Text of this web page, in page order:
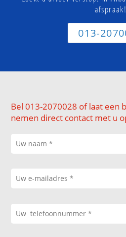
afspraak!
013-
Bel 013-2070028 of laat een
nemen direct contact met u